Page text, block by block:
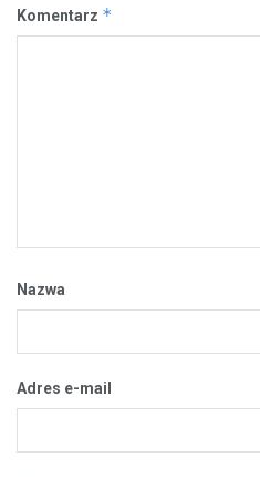
Komentarz *
Nazwa
Adres e-mail